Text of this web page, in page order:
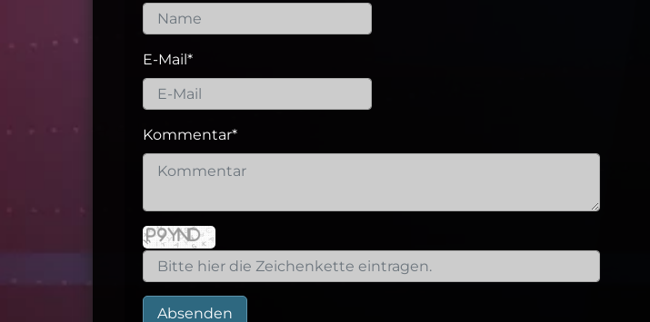
E-Mail*
Kommentar*
Absenden